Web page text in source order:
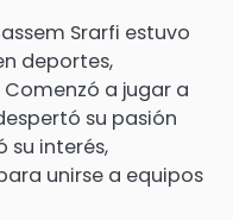
Srarfi estuvo
deportes,
a jugar a
su pasión
su interés,
unirse a equipos